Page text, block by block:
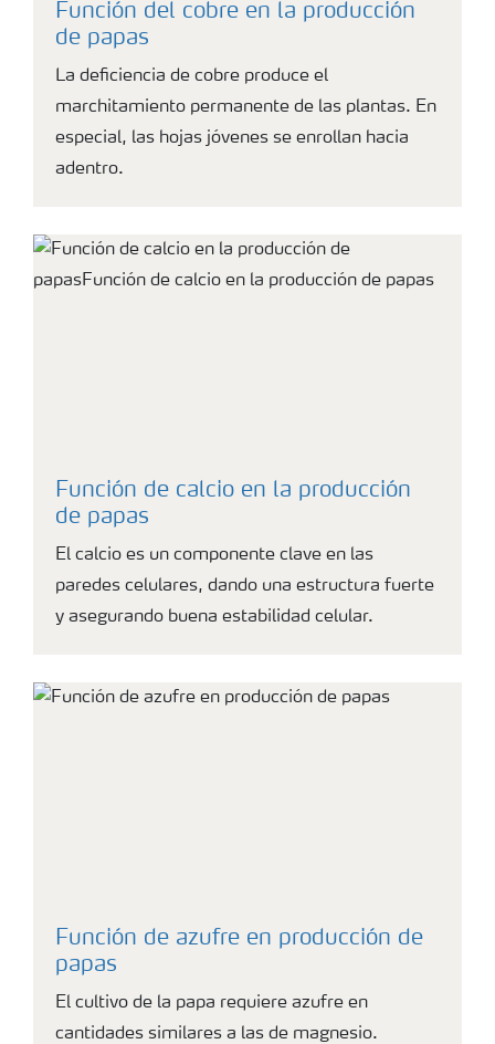
Función del cobre en la producción
de papas
La deficiencia de cobre produce el
marchitamiento permanente de las plantas. En
especial, las hojas jóvenes se enrollan hacia
adentro.
Función de calcio en la producción
de papas
El calcio es un componente clave en las
paredes celulares, dando una estructura fuerte
y asegurando buena estabilidad celular.
Función de azufre en producción de
papas
El cultivo de la papa requiere azufre en
cantidades similares a las de magnesio.